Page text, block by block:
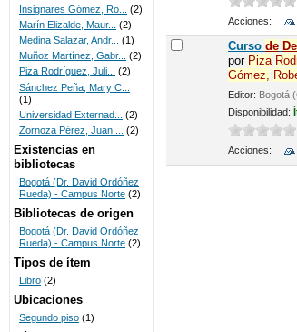
Acciones:
Curso de De
por Piza
Gómez,
Editor: Bogotá
Disponibilidad:
Acciones:
Insignares Gómez, Ro...
(2)
Marín Elizalde, Maur...
(2)
Medina Salazar, Andr...
(1)
Muñoz Martínez, Gabr...
(2)
Piza Rodríguez, Juli...
(2)
Sánchez Peña, Mary C...
(1)
Universidad Externad...
(2)
Zornoza Pérez, Juan ...
(2)
Existencias en
bibliotecas
Bogotá (Dr. David Ordóñez
Rueda) - Campus Norte (2)
Bibliotecas de origen
Bogotá (Dr. David Ordóñez
Rueda) - Campus Norte (2)
Tipos de ítem
Libro (2)
Ubicaciones
Segundo piso (1)